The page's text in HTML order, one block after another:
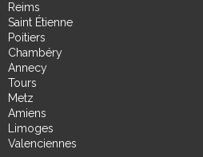
Reims
Saint Étienne
Poitiers
Chambéry
Annecy
Tours
Metz
Amiens
Limoges
Valenciennes